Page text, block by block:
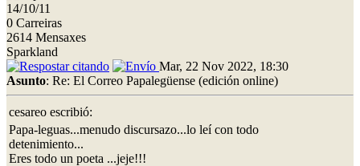
14/10/11
0 Carreiras
2614 Mensaxes
Sparkland
Mar, 22 Nov 2022, 18:30
Asunto: Re: El Correo Papalegüense (edición online)
cesareo escribió:
Papa-leguas...menudo discursazo...lo leí con todo
detenimiento...
Eres todo un poeta ...jeje!!!